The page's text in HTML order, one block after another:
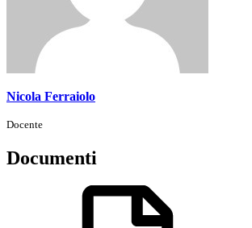
Nicola Ferraiolo
Docente
Documenti